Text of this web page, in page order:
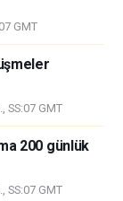
olmaksızın
GMT
SS:07 GMT
200 günlük
SS:07 GMT